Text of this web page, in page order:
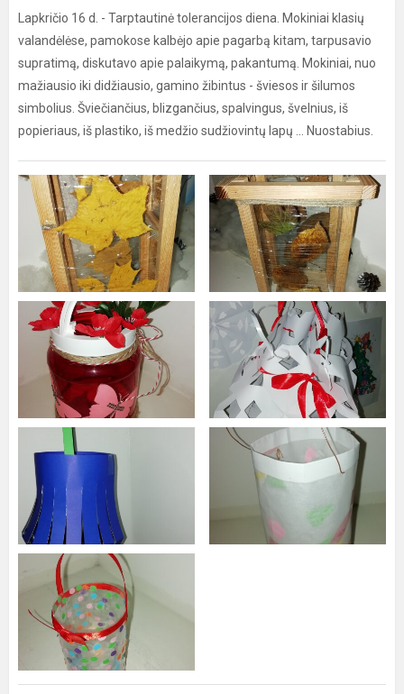
Lapkričio 16 d. - Tarptautinė tolerancijos diena. Mokiniai klasių
valandėlėse, pamokose kalbėjo apie pagarbą kitam, tarpusavio
supratimą, diskutavo apie palaikymą, pakantumą. Mokiniai, nuo
mažiausio iki didžiausio, gamino žibintus - šviesos ir šilumos
simbolius. Šviečiančius, blizgančius, spalvingus, švelnius, iš
popieriaus, iš plastiko, iš medžio sudžiovintų lapų ... Nuostabius.